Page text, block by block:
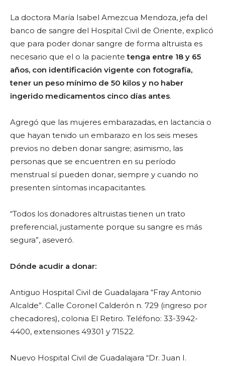
La doctora María Isabel Amezcua Mendoza, jefa del
banco de sangre del Hospital Civil de Oriente, explicó
que para poder donar sangre de forma altruista es
necesario que el o la pacientetenga entre 18 y 65
años, con identificación vigente con fotografía,
tener un peso mínimo de 50 kilos y no haber
ingerido medicamentos cinco días antes.
Agregó que las mujeres embarazadas, en lactancia o
que hayan tenido un embarazo en los seis meses
previos no deben donar sangre; asimismo, las
personas que se encuentren en su período
menstrual sí pueden donar, siempre y cuando no
presenten síntomas incapacitantes.
“Todos los donadores altruistas tienen un trato
preferencial, justamente porque su sangre es más
segura”, aseveró.
Dónde acudir a donar:
Antiguo Hospital Civil de Guadalajara “Fray Antonio
Alcalde”. Calle Coronel Calderón n. 729 (ingreso por
checadores), colonia El Retiro. Teléfono: 33-3942-
4400, extensiones 49301 y 71522.
Nuevo Hospital Civil de Guadalajara “Dr. Juan I.